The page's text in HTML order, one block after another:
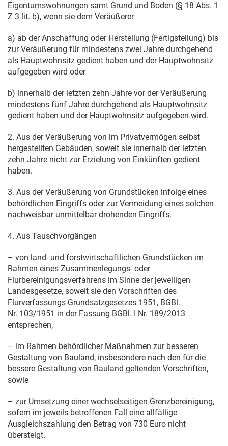
Eigentumswohnungen samt Grund und Boden (§ 18 Abs. 1
Z 3 lit. b), wenn sie dem Veräußerer
a) ab der Anschaffung oder Herstellung (Fertigstellung) bis
zur Veräußerung für mindestens zwei Jahre durchgehend
als Hauptwohnsitz gedient haben und der Hauptwohnsitz
aufgegeben wird oder
b) innerhalb der letzten zehn Jahre vor der Veräußerung
mindestens fünf Jahre durchgehend als Hauptwohnsitz
gedient haben und der Hauptwohnsitz aufgegeben wird.
2. Aus der Veräußerung von im Privatvermögen selbst
hergestellten Gebäuden, soweit sie innerhalb der letzten
zehn Jahre nicht zur Erzielung von Einkünften gedient
haben.
3. Aus der Veräußerung von Grundstücken infolge eines
behördlichen Eingriffs oder zur Vermeidung eines solchen
nachweisbar unmittelbar drohenden Eingriffs.
4. Aus Tauschvorgängen
– von land- und forstwirtschaftlichen Grundstücken im
Rahmen eines Zusammenlegungs- oder
Flurbereinigungsverfahrens im Sinne der jeweiligen
Landesgesetze, soweit sie den Vorschriften des
Flurverfassungs-Grundsatzgesetzes 1951, BGBl.
Nr. 103/1951 in der Fassung BGBl. I Nr. 189/2013
entsprechen,
– im Rahmen behördlicher Maßnahmen zur besseren
Gestaltung von Bauland, insbesondere nach den für die
bessere Gestaltung von Bauland geltenden Vorschriften,
sowie
– zur Umsetzung einer wechselseitigen Grenzbereinigung,
sofern im jeweils betroffenen Fall eine allfällige
Ausgleichszahlung den Betrag von 730 Euro nicht
übersteigt.